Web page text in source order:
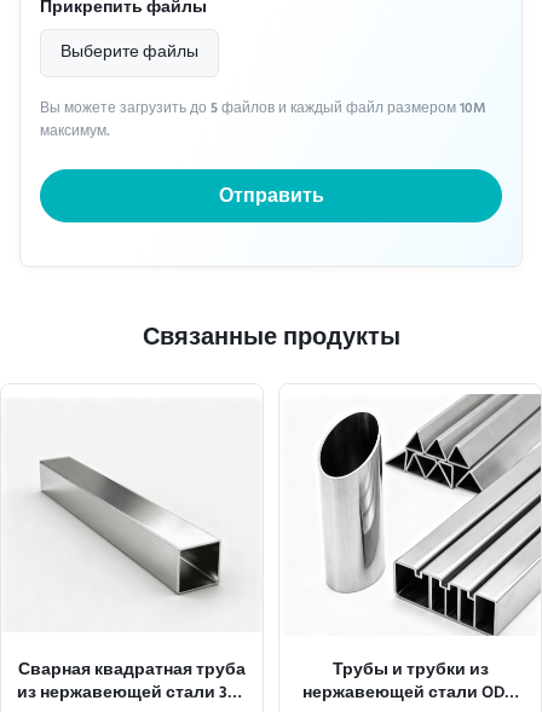
Прикрепить файлы
Выберите файлы
Вы можете загрузить до 5 файлов и каждый файл размером 10M
максимум.
Отправить
Связанные продукты
Сварная квадратная труба
из нержавеющей стали 304
Трубы и трубки из
нержавеющей стали ODM